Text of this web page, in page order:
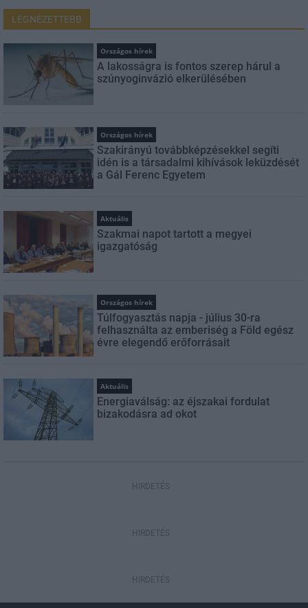
LEGNÉZETTEBB
Országos hírek
A lakosságra is fontos szerep hárul a
szúnyoginvázió elkerülésében
Országos hírek
Szakirányú továbbképzésekkel segíti
idén is a társadalmi kihívások leküzdését
a Gál Ferenc Egyetem
Aktuális
Szakmai napot tartott a megyei
igazgatóság
Országos hírek
Túlfogyasztás napja - július 30-ra
felhasználta az emberiség a Föld egész
évre elegendő erőforrásait
Aktuális
Energiaválság: az éjszakai fordulat
bizakodásra ad okot
HIRDETÉS
HIRDETÉS
HIRDETÉS